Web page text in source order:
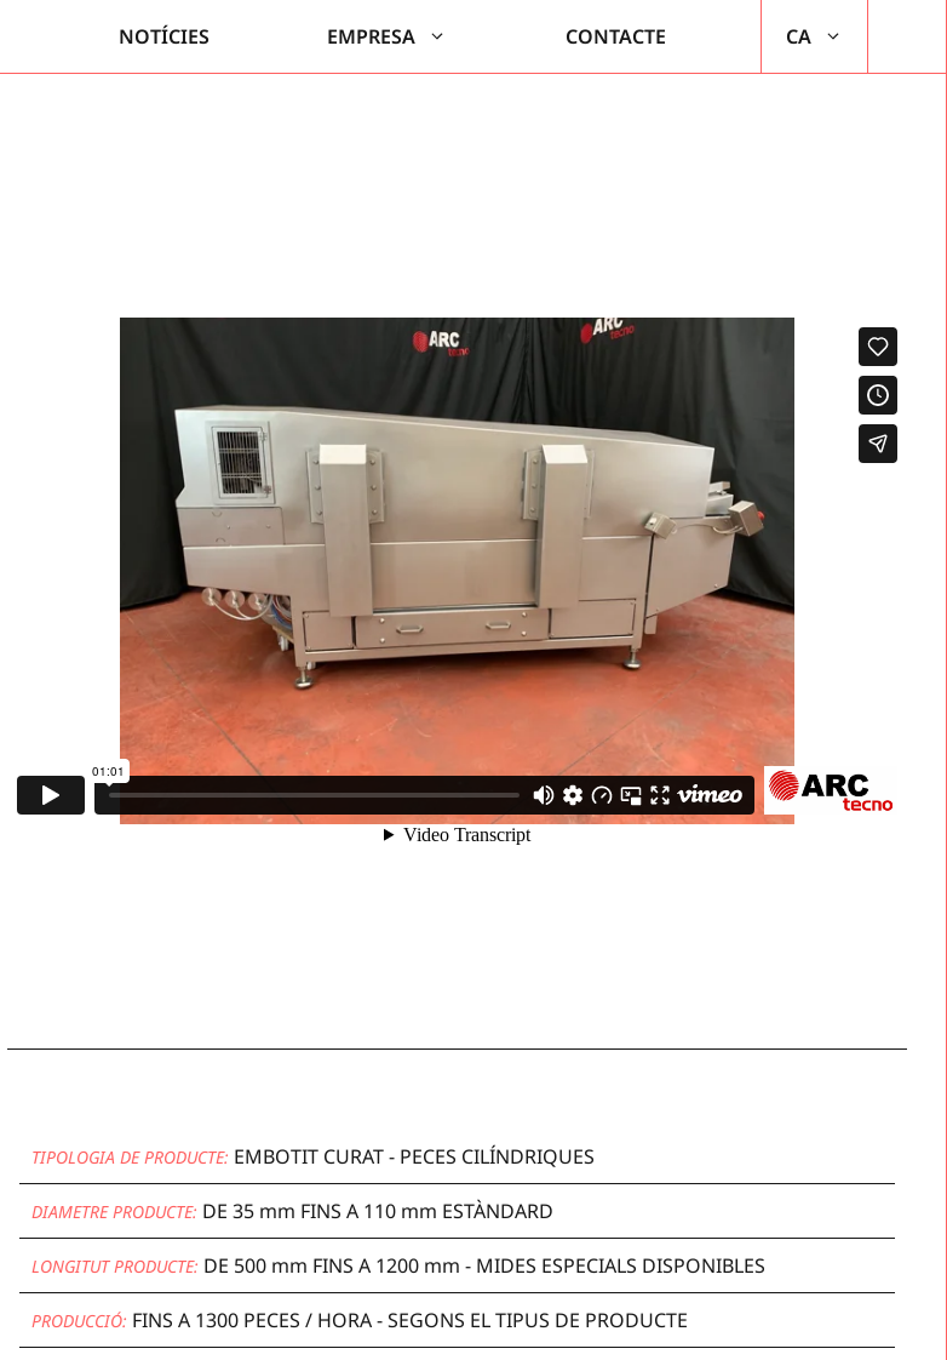
NOTÍCIES EMPRESA CONTACTE CA
TIPOLOGIA DE PRODUCTE: EMBOTIT CURAT - PECES CILÍNDRIQUES
DIAMETRE PRODUCTE: DE 35 mm FINS A 110 mm ESTÀNDARD
LONGITUT PRODUCTE: DE 500 mm FINS A 1200 mm - MIDES ESPECIALS DISPONIBLES
PRODUCCIÓ: FINS A 1300 PECES / HORA - SEGONS EL TIPUS DE PRODUCTE